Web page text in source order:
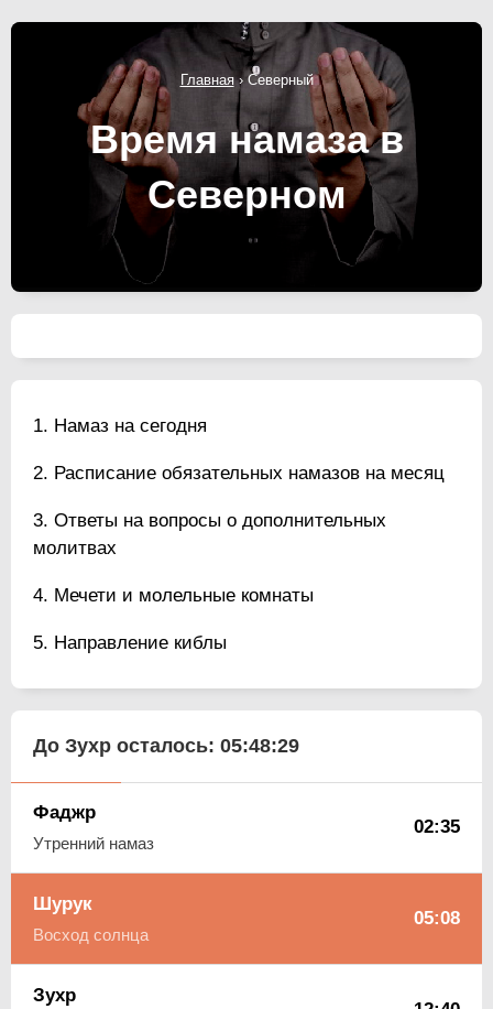
Главная›Северный
Время намаза в
Северном
Намаз на сегодня
Расписание обязательных намазов на месяц
Ответы на вопросы о дополнительных
молитвах
Мечети и молельные комнаты
Направление киблы
До Зухр осталось: 05:48:29
Фаджр
Утренний намаз
02:35
Шурук
Восход солнца
05:08
Зухр